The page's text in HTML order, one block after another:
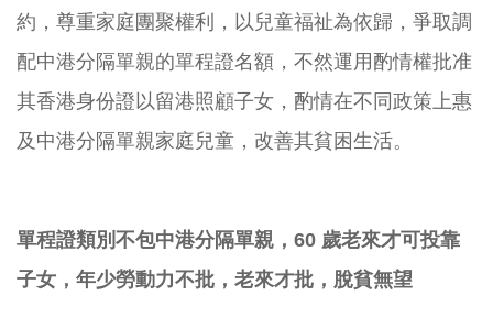
約，尊重家庭團聚權利，以兒童福祉為依歸，爭取調
配中港分隔單親的單程證名額，不然運用酌情權批准
其香港身份證以留港照顧子女，酌情在不同政策上惠
及中港分隔單親家庭兒童，改善其貧困生活。
單程證類別不包中港分隔單親， 60 歲老來才可投靠
子女，年少勞動力不批，老來才批，脫貧無望